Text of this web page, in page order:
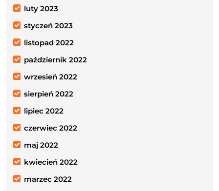
luty 2023
styczeń 2023
listopad 2022
październik 2022
wrzesień 2022
sierpień 2022
lipiec 2022
czerwiec 2022
maj 2022
kwiecień 2022
marzec 2022